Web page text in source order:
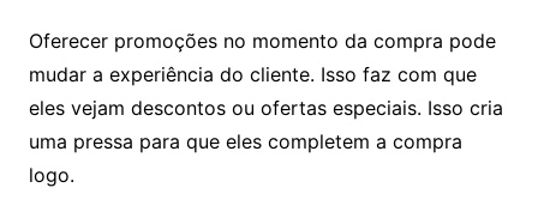
Oferecer promoções no momento da compra pode
mudar a experiência do cliente. Isso faz com que
eles vejam descontos ou ofertas especiais. Isso cria
uma pressa para que eles completem a compra
logo.